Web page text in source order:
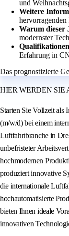
und
Weitere
Warum dieser
modernster
Erfahrung in
Das prognostizierte
HIER WERDEN SIE
Starten Sie Vollzeit als
(m/w/d) bei einem
Luftfahrtbranche in
unbefristeter
hochmodernen
produziert innovative
die internationale
hochautomatisierte
bieten Ihnen ideale
innovativen